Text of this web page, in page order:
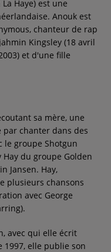
Haye) est une
Anouk est
chanteur de rap
Kingsley (18 avril
et d'une fille
sa mère, une
par chanter dans des
le groupe Shotgun
du groupe Golden
Jansen. Hay,
plusieurs chansons
avec George
avec qui elle écrit
1997, elle publie son